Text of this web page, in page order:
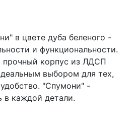
в цвете дуба беленого -
и функциональности.
прочный корпус из ЛДСП
выбором для тех,
"Спумони" -
в каждой детали.